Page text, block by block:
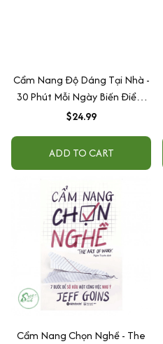
Cẩm Nang Độ Dáng Tại Nhà -
30 Phút Mỗi Ngày Biến Điểm
Yếu Thành Điểm Yêu
$24.99
ADD TO CART
Cẩm Nang Chọn Nghề - The